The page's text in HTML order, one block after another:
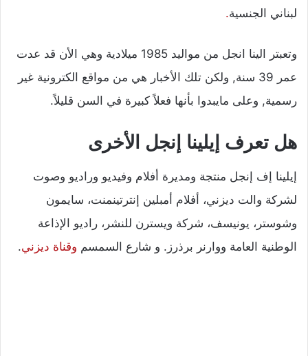
لبناني الجنسية.
وتعبتر الينا انجل من مواليد 1985 ميلادية وهي الأن قد عدت
عمر 39 سنة, ولكن تلك الأخبار هي من مواقع الكترونية غير
رسمية, وعلى مايبدوا بأنها فعلاً كبيرة في السن قليلاً.
هل تعرف إيلينا إنجل الأخرى
إيلينا إف إنجل منتجة ومديرة أفلام وفيديو وراديو وصوت
لشركة والت ديزني، أفلام أمبلين إنترتينمنت، سايمون
وشوستر، يونيسف، شركة ويسترن للنشر، راديو الإذاعة
الوطنية العامة ووارنر برذرز. و شارع السمسم وقناة ديزني.